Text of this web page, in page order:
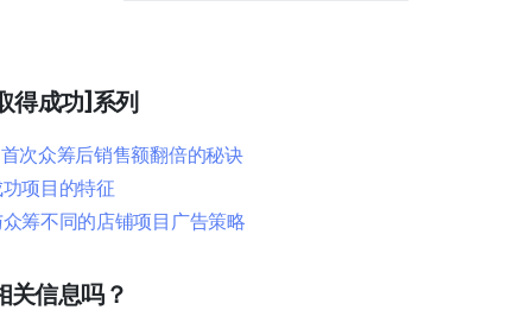
得成功]系列
次众筹后销售额翻倍的秘诀
项目的特征
筹不同的店铺项目广告策略
关信息吗？